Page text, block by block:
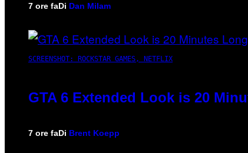
7 ore faDi Dan Milam
SCREENSHOT: ROCKSTAR GAMES, NETFLIX
GTA 6 Extended Look is 20
7 ore faDi Brent Koepp